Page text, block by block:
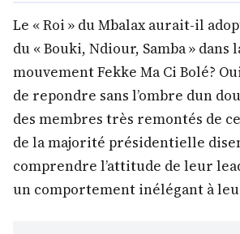
Le « Roi » du Mbalax aurait-il
du « Bouki, Ndiour, Samba » dans
mouvement Fekke Ma Ci Bolé?
de repondre sans l’ombre dun
des membres très remontés de
de la majorité présidentielle
comprendre l’attitude de leur
un comportement inélégant à